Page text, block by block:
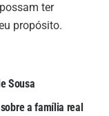
ter
propósito.
Sousa
a família real